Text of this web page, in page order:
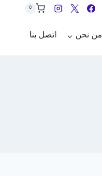
0
من نحن اتصل بنا